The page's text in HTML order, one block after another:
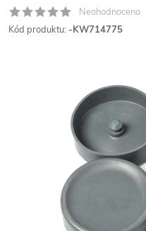
Neohodnoceno
Kód produktu: -KW714775